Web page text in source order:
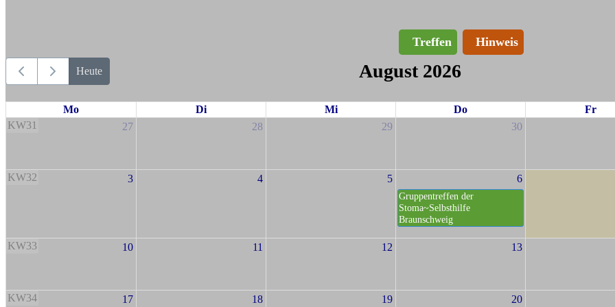
Treffen Hinweis
Heute August 2026
Mo Di Mi Do
Fr
KW31
27 28 29 30
KW32 3 4 5 6
Gruppentreffen der
Stoma~Selbsthilfe
Braunschweig
KW33 10 11 12 13
KW34 17 18 19 20